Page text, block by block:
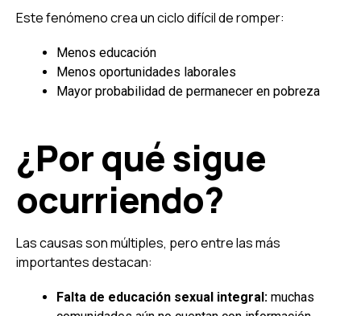
Este fenómeno crea un ciclo difícil de romper:
Menos educación
Menos oportunidades laborales
Mayor probabilidad de permanecer en pobreza
¿Por qué sigue
ocurriendo?
Las causas son múltiples, pero entre las más
importantes destacan:
Falta de educación sexual integral: muchas